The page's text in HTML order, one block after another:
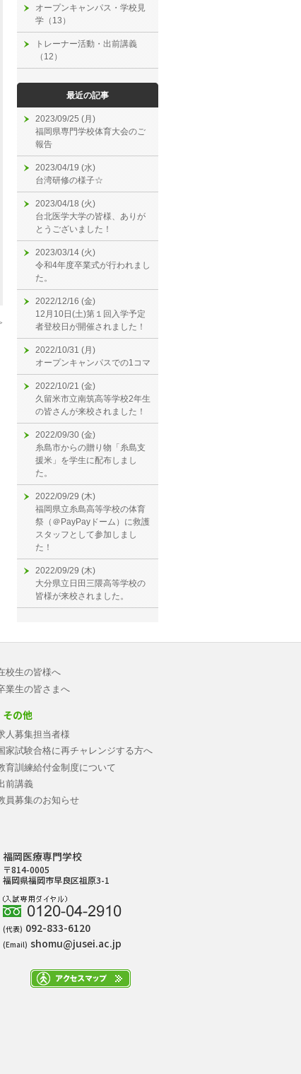
オープンキャンパス・学校見
学（13）
トレーナー活動・出前講義
（12）
最近の記事
2023/09/25 (月)
福岡県専門学校体育大会のご
報告
2023/04/19 (水)
台湾研修の様子☆
2023/04/18 (火)
台北医学大学の皆様、ありが
とうございました！
2023/03/14 (火)
令和4年度卒業式が行われまし
た。
2022/12/16 (金)
12月10日(土)第１回入学予定
者登校日が開催されました！
2022/10/31 (月)
オープンキャンパスでの1コマ
2022/10/21 (金)
久留米市立南筑高等学校2年生
の皆さんが来校されました！
2022/09/30 (金)
糸島市からの贈り物「糸島支
援米」を学生に配布しまし
た。
2022/09/29 (木)
福岡県立糸島高等学校の体育
祭（＠PayPayドーム）に救護
スタッフとして参加しまし
た！
2022/09/29 (木)
大分県立日田三隈高等学校の
皆様が来校されました。
校生の皆様へ
業生の皆さまへ
その他
人募集担当者様
家試験合格に再チャレンジする方へ
育訓練給付金制度について
前講義
員募集のお知らせ
福岡医療専門学校
〒814-0005
福岡県福岡市早良区祖原3-1
(代表) 092-833-6120
(Email) shomu@jusei.ac.jp